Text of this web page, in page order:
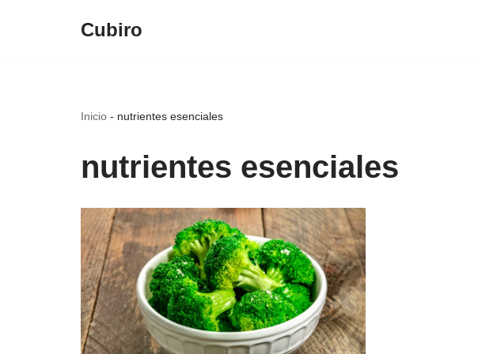
Cubiro
Inicio - nutrientes esenciales
nutrientes esenciales